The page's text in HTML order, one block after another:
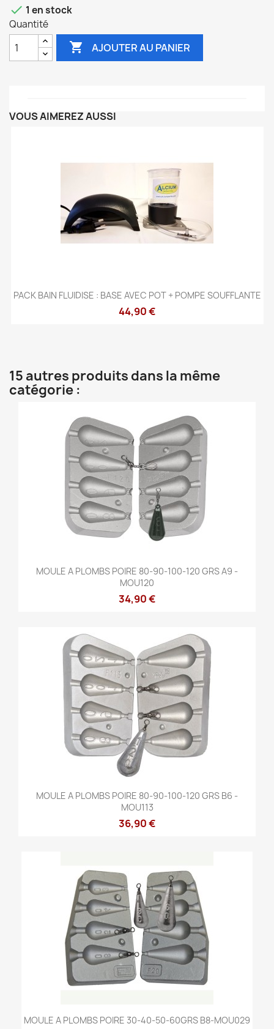
 1 en stock
Quantité
 AJOUTER AU PANIER
VOUS AIMEREZ AUSSI
PACK BAIN FLUIDISE : BASE AVEC POT + POMPE SOUFFLANTE
44,90 €
15 autres produits dans la même
catégorie :
MOULE A PLOMBS POIRE 80-90-100-120 GRS A9 -
MOU120
34,90 €
MOULE A PLOMBS POIRE 80-90-100-120 GRS B6 -
MOU113
36,90 €
MOULE A PLOMBS POIRE 30-40-50-60GRS B8-MOU029